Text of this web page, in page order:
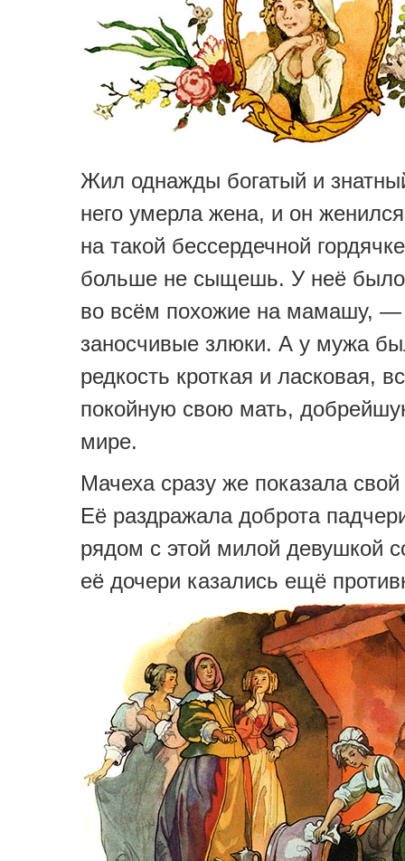
Жил однажды богатый и
него умерла жена, и он
на такой бессердечной
больше не сыщешь. У неё
во всём похожие на мамашу, —
заносчивые злюки. А у мужа
редкость кроткая и ласковая,
покойную свою мать,
мире.
Мачеха сразу же показала
Её раздражала доброта
рядом с этой милой девушкой
её дочери казались ещё